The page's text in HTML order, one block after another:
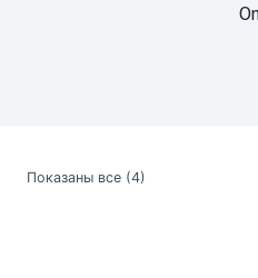
Показаны все (4)